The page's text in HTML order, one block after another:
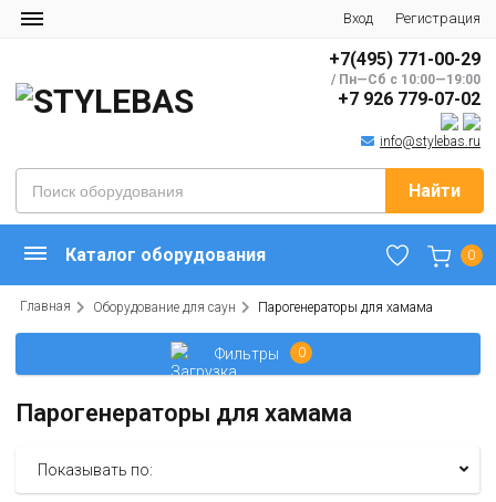
Вход Регистрация
+7(495) 771-00-29
/ Пн—Сб с 10:00—19:00
+7 926 779-07-02
info@stylebas.ru
Найти
0
Каталог оборудования
Главная Оборудование для саун Парогенераторы для хамама
Фильтры 0
Парогенераторы для хамама
Показывать по: